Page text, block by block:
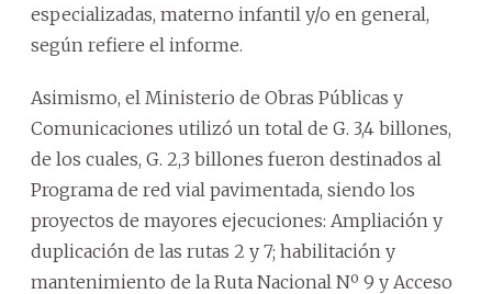
especializadas, materno infantil y/o en general,
según refiere el informe.
Asimismo, el Ministerio de Obras Públicas y
Comunicaciones utilizó un total de G. 3,4 billones,
de los cuales, G. 2,3 billones fueron destinados al
Programa de red vial pavimentada, siendo los
proyectos de mayores ejecuciones: Ampliación y
duplicación de las rutas 2 y 7; habilitación y
mantenimiento de la Ruta Nacional Nº 9 y Acceso